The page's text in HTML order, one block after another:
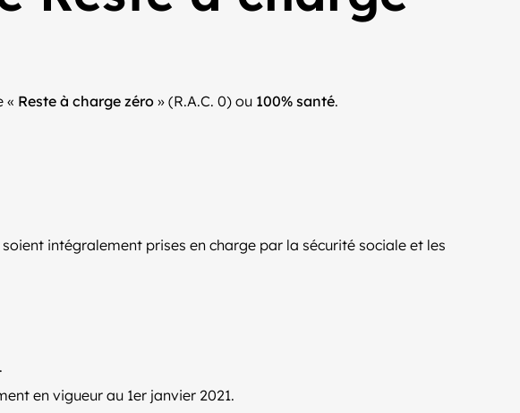
« Reste à charge zéro » (R.A.C. 0) ou 100% santé.
intégralement prises en charge par la sécurité sociale et les
en vigueur au 1er janvier 2021.